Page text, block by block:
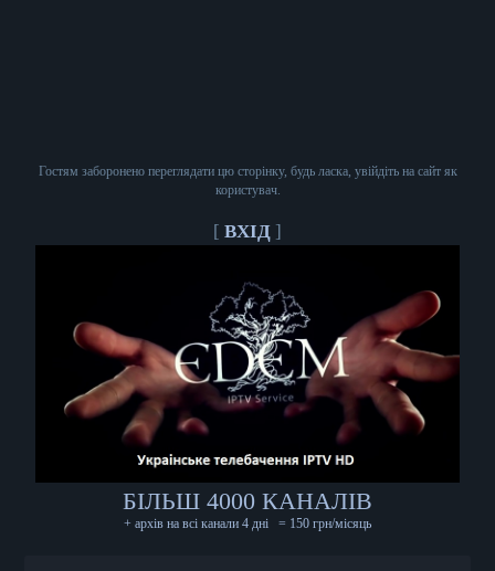
Гостям заборонено переглядати цю сторінку, будь ласка, увійдіть на сайт як
користувач.
[ ВХІД ]
БІЛЬШ 4000 КАНАЛІВ
+ архів на всі канали 4 дні = 150 грн/місяць